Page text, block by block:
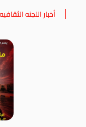
أخبار اللجنه الثقافيه